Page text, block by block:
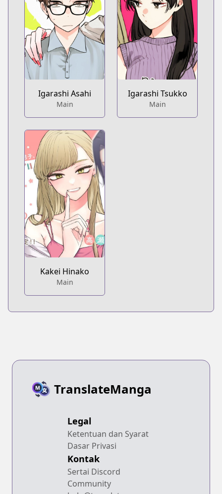
Igarashi Asahi
Main
Igarashi Tsukko
Main
Kakei Hinako
Main
TranslateManga
Legal
Ketentuan dan Syarat
Dasar Privasi
Kontak
Sertai Discord
Community